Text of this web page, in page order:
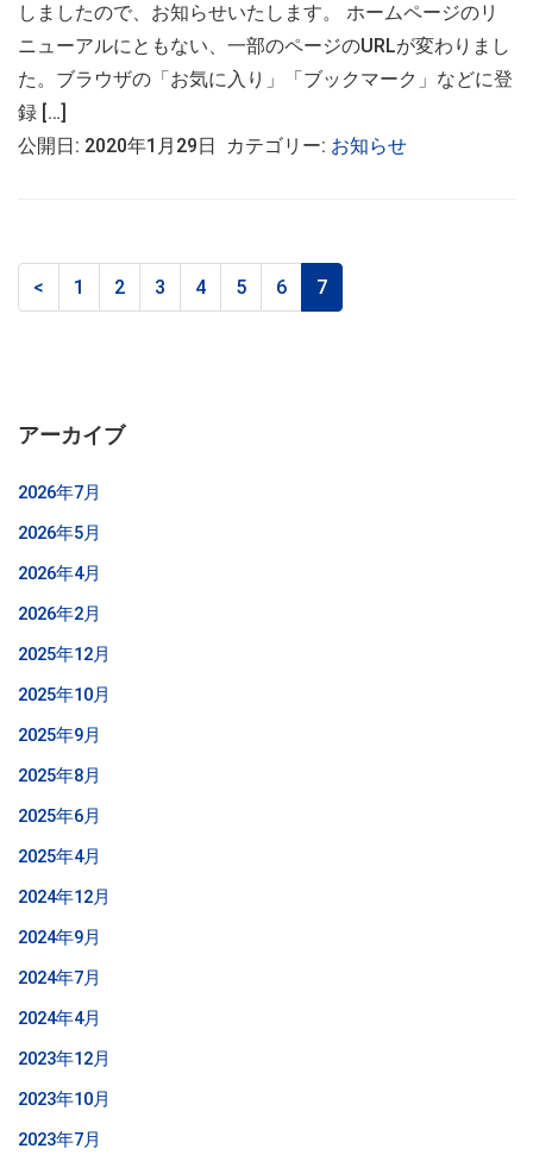
しましたので、お知らせいたします。 ホームページのリ
ニューアルにともない、一部のページのURLが変わりまし
た。ブラウザの「お気に入り」「ブックマーク」などに登
録 […]
公開日: 2020年1月29日 カテゴリー: お知らせ
< 1 2 3 4 5 6 7
アーカイブ
2026年7月
2026年5月
2026年4月
2026年2月
2025年12月
2025年10月
2025年9月
2025年8月
2025年6月
2025年4月
2024年12月
2024年9月
2024年7月
2024年4月
2023年12月
2023年10月
2023年7月